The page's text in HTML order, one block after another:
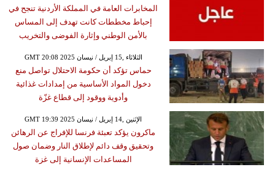
المخابرات العامة في المملكة الأردنية تنجح في
إحباط مخططات كانت تهدف إلى المساس
بالأمن الوطني وإثارة الفوضى والتخريب
GMT 20:08 2025 الثلاثاء ,15 إبريل / نيسان
حماس تؤكد أن حكومة الاحتلال تواصل منع
دخول المواد الأساسية من إمدادات غذائية
وأدوية ووقود إلى قطاع غزّة
GMT 19:39 2025 الإثنين ,14 إبريل / نيسان
ماكرون يؤكد تعبئة فرنسا للإفراج عن الرهائن
وتحقيق وقف دائم لإطلاق النار وضمان صول
المساعدات الإنسانية إلى غزة